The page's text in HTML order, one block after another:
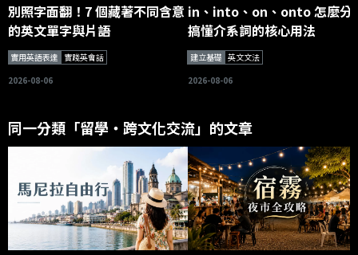
別照字面翻！7 個藏著不同含意
的英文單字與片語
實用英語表達 實踐英會話
2026-08-06
in、into、on、onto 怎麼分
搞懂介系詞的核心用法
建立基礎 英文文法
2026-08-06
同一分類「留學・跨文化交流」的文章